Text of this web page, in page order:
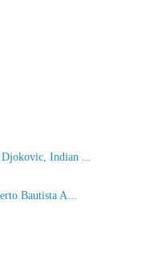
Indian ...
Bautista A...